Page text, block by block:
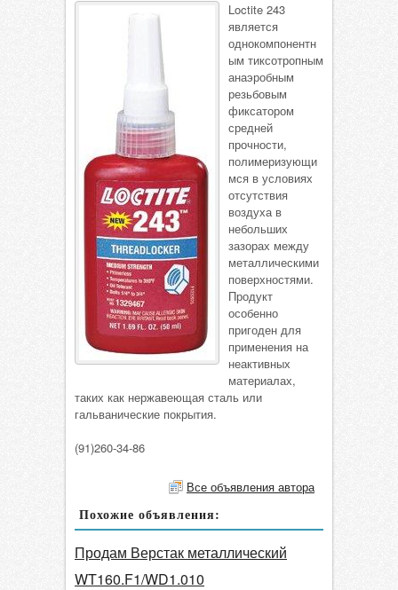
Loctite 243
является
однокомпонентн
ым тиксотропным
анаэробным
резьбовым
фиксатором
средней
прочности,
полимеризующи
мся в условиях
отсутствия
воздуха в
небольших
зазорах между
металлическими
поверхностями.
Продукт
особенно
пригоден для
применения на
неактивных
материалах,
таких как нержавеющая сталь или
гальванические покрытия.
(91)260-34-86
Все объявления автора
Похожие объявления:
Продам Верстак металлический
WT160.F1/WD1.010